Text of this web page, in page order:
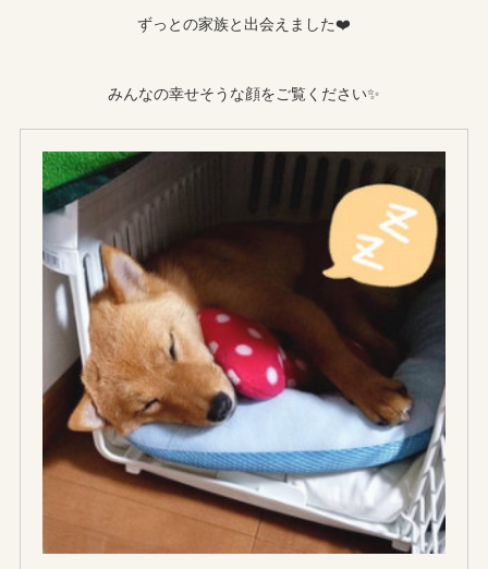
ずっとの家族と出会えました❤️
みんなの幸せそうな顔をご覧ください✨